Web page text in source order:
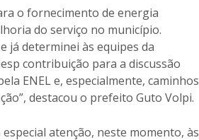
o fornecimento de energia
do serviço no município.
já determinei às equipes da
contribuição para a discussão
ENEL e, especialmente, caminhos
destacou o prefeito Guto Volpi.
atenção, neste momento, às